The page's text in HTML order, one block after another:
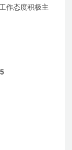
作态度积极主